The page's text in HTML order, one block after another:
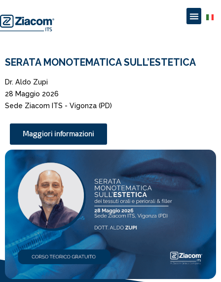
SERATA MONOTEMATICA SULL’ESTETICA
Dr. Aldo Zupi
28 Maggio 2026
Sede Ziacom ITS - Vigonza (PD)
Maggiori informazioni